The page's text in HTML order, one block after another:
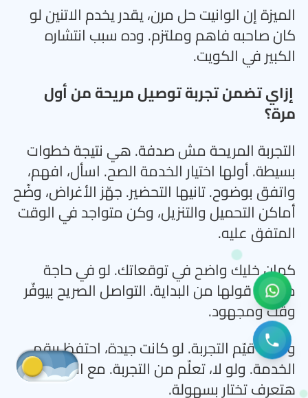
الميزة إن الوانيت حل مرن، يقدر يخدم الاتنين لو
كان صاحبه فاهم وملتزم. وده سبب انتشاره
الكبير في الكويت.
إزاي تضمن تجربة توصيل مريحة من أول
مرة؟
التجربة المريحة مش صدفة. هي نتيجة خطوات
بسيطة. أولها اختيار الخدمة الصح. اسأل، افهم،
واتفق بوضوح. تانيها التحضير. جهّز الأغراض، وضّح
أماكن التحميل والتنزيل، وكن متواجد في الوقت
المتفق عليه.
كمان خليك واضح في توقعاتك. لو في حاجة
مهمة، قولها من البداية. التواصل الصريح بيوفّر
وقت ومجهود.
وأخيرًا، قيّم التجربة. لو كانت جيدة، احتفظ برقم
الخدمة. ولو لا، تعلّم من التجربة. مع الوقت،
هتعرف تختار بسهولة.